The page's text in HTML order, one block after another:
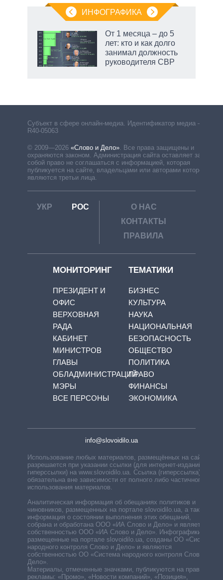
ИНФОГРАФИКА
От 1 месяца – до 5
лет: кто и как долго
занимал должность
руководителя СВР
Субъект в сфере онлайн-медиа. Идентификатор медиа –
R40-05063
© 2009—2026 «Слово и Дело» Все права защищены и
охраняются законом. Администрация сайта оставляет за
собой право не соглашаться с информацией, которая
публикуется на сайте, владельцами или авторами которой
являются третьи лица.
УКР РОС
О НАС
КОНТАКТЫ
ПРАВИЛА
МОНИТОРИНГ
ПРЕЗИДЕНТ И
ОФИС
ВЕРХОВНАЯ
РАДА
КАБИНЕТ
МИНИСТРОВ
ГЛАВЫ
ОБЛАДМИНИСТРАЦИЙ
МЭРЫ
ВСЕ ПЕРСОНЫ
ТЕМАТИКИ
БИЗНЕС
КУЛЬТУРА
НАУКА
НАЦИОНАЛЬНАЯ
БЕЗОПАСНОСТЬ
ОБЩЕСТВО
ПОЛИТИКА
ПРАВО
ФИНАНСЫ
ЭКОНОМИКА
info@slovoidilo.ua
Использование любых материалов, размещённых на сайте,
разрешается при указании ссылки (для интернет-изданий —
гиперссылки) на www.slovoidilo.ua. Ссылка (гиперссылка)
обязательна вне зависимости от полного либо частичного
использования материалов.
Аналитическая информация об обещаниях политиков и
чиновников, размещенных на портале slovoidilo.ua, а также
информация о состоянии выполнения этих обещаний,
собрана и обработана ООО «ИА Слово и Дело» и является
собственностью ООО «ИА Слово и Дело». Инфографики,
размещенные на портале slovoidilo.ua, созданы ОО «Система
народного контроля Слово и Дело» и являются
собственностью ОО «Система народного контроля Слово и
Дело».
Материалы, отмеченные значками, публикуются на правах
рекламы: «Промо», «Новости компаний», «Позиция»,